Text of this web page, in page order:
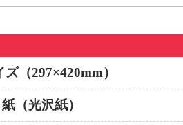
（297×420mm）
（光沢紙）